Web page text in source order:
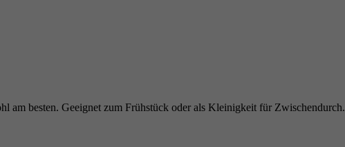
am besten. Geeignet zum Frühstück oder als Kleinigkeit für Zwischendurch.